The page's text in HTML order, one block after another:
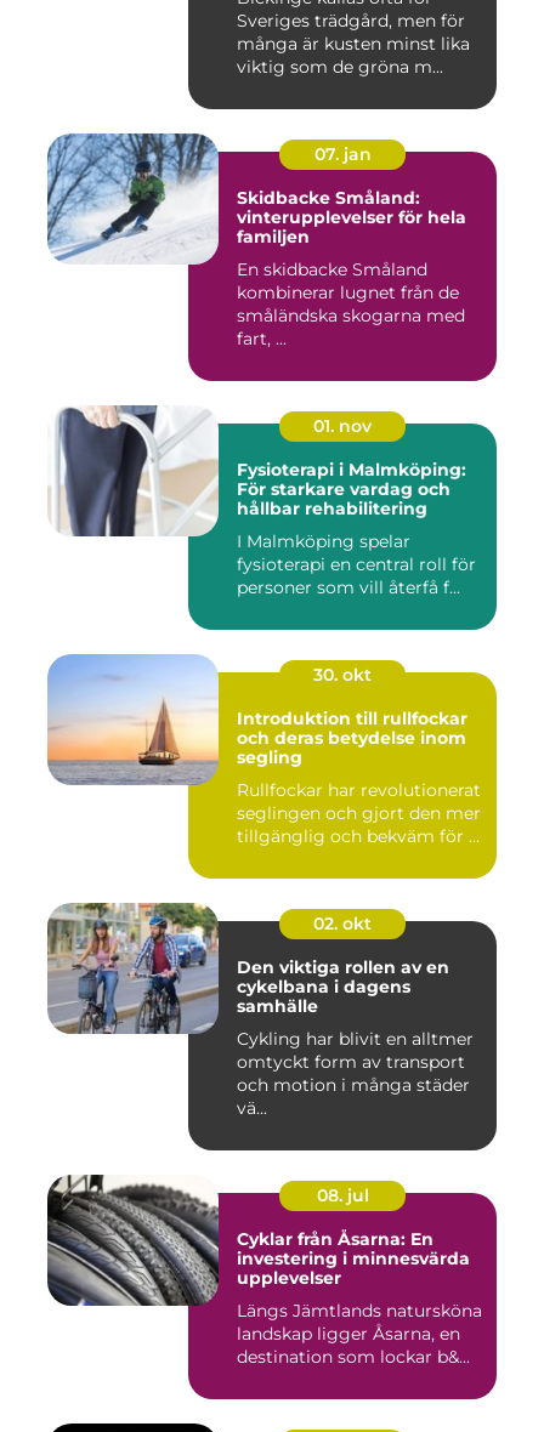
Sveriges trädgård, men för
många är kusten minst lika
viktig som de gröna m...
07. jan
Skidbacke Småland:
vinterupplevelser för hela
familjen
En skidbacke Småland
kombinerar lugnet från de
småländska skogarna med
fart, ...
01. nov
Fysioterapi i Malmköping:
För starkare vardag och
hållbar rehabilitering
I Malmköping spelar
fysioterapi en central roll för
personer som vill återfå f...
30. okt
Introduktion till rullfockar
och deras betydelse inom
segling
Rullfockar har revolutionerat
seglingen och gjort den mer
tillgänglig och bekväm för ...
02. okt
Den viktiga rollen av en
cykelbana i dagens
samhälle
Cykling har blivit en alltmer
omtyckt form av transport
och motion i många städer
vä...
08. jul
Cyklar från Åsarna: En
investering i minnesvärda
upplevelser
Längs Jämtlands natursköna
landskap ligger Åsarna, en
destination som lockar b&...